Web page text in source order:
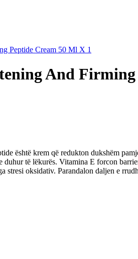
Peptide Cream 50 Ml X 1
And
është krem që redukton dukshëm
të lëkurës. Vitamina E forcon
stresi oksidativ. Parandalon daljen e